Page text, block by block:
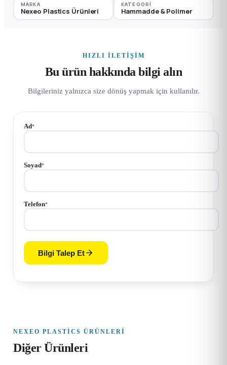
MARKA
Nexeo Plastics Ürünleri
KATEGORI
Hammadde & Polimer
HIZLI İLETIŞIM
Bu ürün hakkında bilgi alın
Bilgileriniz yalnızca size dönüş yapmak için kullanılır.
Ad*
Soyad*
Telefon*
Bilgi Talep Et
NEXEO PLASTICS ÜRÜNLERI
Diğer Ürünleri